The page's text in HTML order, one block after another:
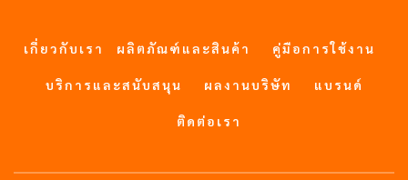
เกี่ยวกับเรา ผลิตภัณฑ์และสินค้า
คู่มือการใช้งาน
บริการและสนับสนุน
ผลงานบริษัท
แบรนด์
ติดต่อเรา